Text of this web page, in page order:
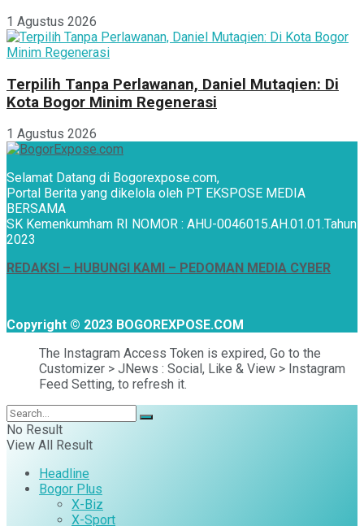
1 Agustus 2026
Terpilih Tanpa Perlawanan, Daniel Mutaqien: Di
Kota Bogor Minim Regenerasi
1 Agustus 2026
Selamat Datang di Bogorexpose.com,
Portal Berita yang dikelola oleh PT EKSPOSE MEDIA
BERSAMA
SK Kemenkumham RI NOMOR : AHU-0046015.AH.01.01.Tahun
2023
REDAKSI – HUBUNGI KAMI – PEDOMAN MEDIA CYBER
Copyright © 2023 BOGOREXPOSE.COM
The Instagram Access Token is expired, Go to the
Customizer > JNews : Social, Like & View > Instagram
Feed Setting, to refresh it.
No Result
View All Result
Headline
Bogor Plus
X-Biz
X-Sport